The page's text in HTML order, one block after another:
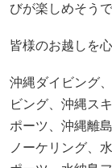
びが楽しめそう
皆様のお越しを
沖縄ダイビング
ビング、沖縄ス
ポーツ、沖縄離
ノーケリング、